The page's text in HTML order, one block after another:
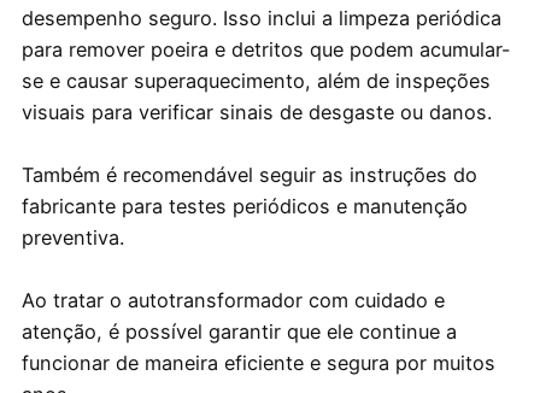
desempenho seguro. Isso inclui a limpeza periódica
para remover poeira e detritos que podem acumular-
se e causar superaquecimento, além de inspeções
visuais para verificar sinais de desgaste ou danos.
Também é recomendável seguir as instruções do
fabricante para testes periódicos e manutenção
preventiva.
Ao tratar o autotransformador com cuidado e
atenção, é possível garantir que ele continue a
funcionar de maneira eficiente e segura por muitos